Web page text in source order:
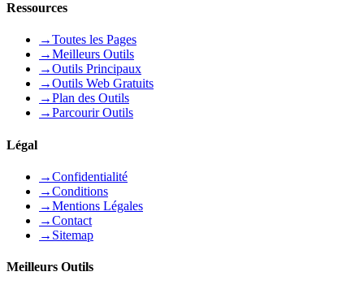
Ressources
→Toutes les Pages
→Meilleurs Outils
→Outils Principaux
→Outils Web Gratuits
→Plan des Outils
→Parcourir Outils
Légal
→Confidentialité
→Conditions
→Mentions Légales
→Contact
→ Sitemap
Meilleurs Outils